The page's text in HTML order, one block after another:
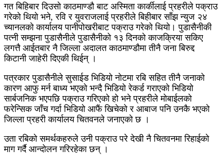
गत बिहिबार दिउसो काठमाण्डौ बाट अस्मिता कार्कीलाई प्रहरीले पक्राउ
गरेको थियो भने, रवि र युवराजलाई प्रहरीले बिहीबार साँझ न्युज २४
च्यानलको कार्यालय पानीपोखरीबाट पक्राउ गरेको थियो। पुडासैनीकी
पत्नी सम्झना पुडासैनीले पुडासैनीको १३ दिनको काजक्रिया सकिए
लगत्तै आईतबार नै जिल्ला अदालत काठमाण्डौमा तीनै जना बिरुद्द
किटानी जाहेरी दिएकी थिईन् ।
पत्रकार पुडासैनीले सुसाईड भिडियो नोटमा रबि सहित तीनै जनाको
कारण आफु मर्न बाध्य भएको भन्दै भिडियो रेकर्ड गराएको भिडियो
सार्बजनिक भएपछि पक्राउ गरिएको हो भने प्रहरीले मोबाईलको
फरेन्सिक जाँच गर्दा भिडियो आफैं खिचेको र आबाज पनि उनकै भएको
जिल्ला प्रहरी कार्यालय चितवनले जनाएको छ ।
उता रबिको समर्थकहरुले उनी पक्राउ परे देखी नै चितवनमा रिहाईको
माग गर्दै आन्दोलन गरिरहेका छन् ।